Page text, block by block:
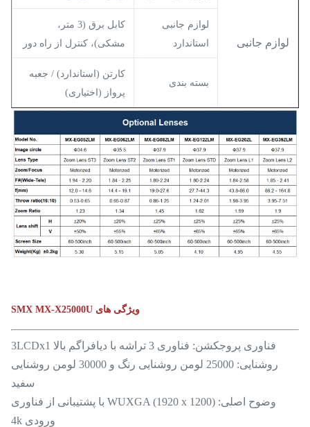
لوازم جانبی
لوازم جانبی
استاندارد
کابل برق (3 متر،
مشکی)، کنترل از راه دور
بسته بندی
کارتن (استاندارد) / جعبه
پرواز (اختیاری)
ویژگی های SMX MX-X25000U
فناوری پروجکشن: فناوری 3 تراشه با دیافراگم بالا 3LCDx1
روشنایی: 25000 لومن روشنایی رنگ و 30000 لومن روشنایی
سفید
وضوح اصلی: WUXGA (1920 x 1200) با پشتیبانی از فناوری
ورودی 4k